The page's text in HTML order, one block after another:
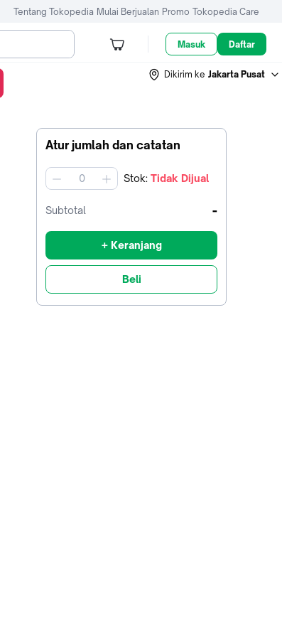
Tentang Tokopedia Mulai Berjualan Promo Tokopedia Care
Masuk Daftar
Dikirim ke Jakarta Pusat
Atur jumlah dan catatan
jumlah Stok: Tidak Dijual
Subtotal -
+ Keranjang
Beli